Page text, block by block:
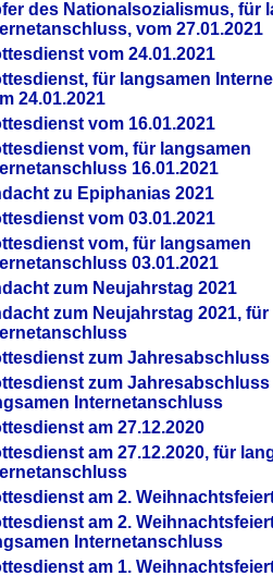
des Nationalsozialismus, für
vom 27.01.2021
vom 24.01.2021
für langsamen
24.01.2021
vom 16.01.2021
vom, für langsamen
16.01.2021
zu Epiphanias 2021
vom 03.01.2021
vom, für langsamen
03.01.2021
zum Neujahrstag 2021
zum Neujahrstag 2021,
zum Jahresabschluss
zum Jahresabschluss
Internetanschluss
am 27.12.2020
am 27.12.2020, für
am 2.
am 2.
Internetanschluss
am 1.